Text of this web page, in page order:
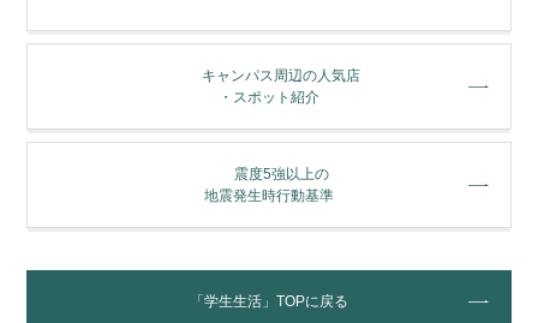
キャンパス周辺の人気店
・スポット紹介
震度5強以上の
地震発生時行動基準
「学生生活」TOPに戻る